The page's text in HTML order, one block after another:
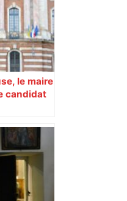
le maire
candidat